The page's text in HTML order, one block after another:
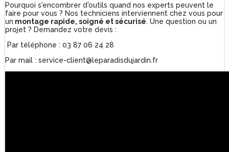
Pourquoi s'encombrer d'outils quand nos experts peuvent le
faire pour vous ? Nos techniciens interviennent chez vous pour
un montage rapide, soigné et sécurisé. Une question ou un
projet ? Demandez votre devis :
Par téléphone : 03 87 06 24 28
Par mail : service-client@leparadisdujardin.fr